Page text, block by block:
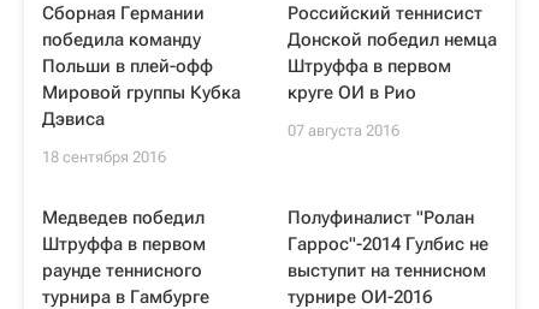
Сборная Германии
победила команду
Польши в плей-офф
Мировой группы Кубка
Дэвиса
18 сентября 2016
Российский теннисист
Донской победил немца
Штруффа в первом
круге ОИ в Рио
07 августа 2016
Медведев победил
Штруффа в первом
раунде теннисного
турнира в Гамбурге
Полуфиналист "Ролан
Гаррос"-2014 Гулбис не
выступит на теннисном
турнире ОИ-2016